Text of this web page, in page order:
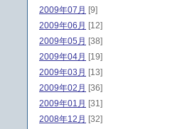
2009年07月 [9]
2009年06月 [12]
2009年05月 [38]
2009年04月 [19]
2009年03月 [13]
2009年02月 [36]
2009年01月 [31]
2008年12月 [32]